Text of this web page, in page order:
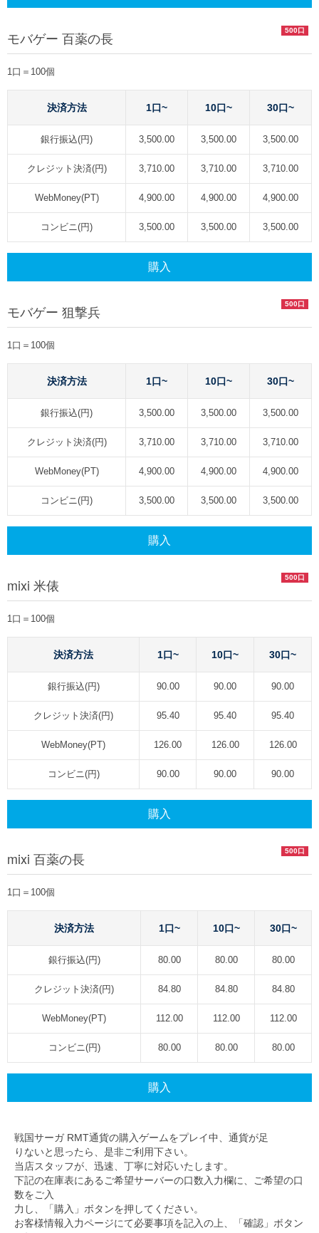
500口
モバゲー 百薬の長
1口＝100個
決済方法 1口~ 10口~ 30口~
銀行振込(円) 3,500.00 3,500.00 3,500.00
クレジット決済(円) 3,710.00 3,710.00 3,710.00
WebMoney(PT) 4,900.00 4,900.00 4,900.00
コンビニ(円) 3,500.00 3,500.00 3,500.00
購入
500口
モバゲー 狙撃兵
1口＝100個
決済方法 1口~ 10口~ 30口~
銀行振込(円) 3,500.00 3,500.00 3,500.00
クレジット決済(円) 3,710.00 3,710.00 3,710.00
WebMoney(PT) 4,900.00 4,900.00 4,900.00
コンビニ(円) 3,500.00 3,500.00 3,500.00
購入
500口
mixi 米俵
1口＝100個
決済方法 1口~ 10口~ 30口~
銀行振込(円) 90.00 90.00 90.00
クレジット決済(円) 95.40 95.40 95.40
WebMoney(PT) 126.00 126.00 126.00
コンビニ(円) 90.00 90.00 90.00
購入
500口
mixi 百薬の長
1口＝100個
決済方法 1口~ 10口~ 30口~
銀行振込(円) 80.00 80.00 80.00
クレジット決済(円) 84.80 84.80 84.80
WebMoney(PT) 112.00 112.00 112.00
コンビニ(円) 80.00 80.00 80.00
購入
戦国サーガ RMT通貨の購入ゲームをプレイ中、通貨が足
りないと思ったら、是非ご利用下さい。
当店スタッフが、迅速、丁寧に対応いたします。
下記の在庫表にあるご希望サーバーの口数入力欄に、ご希望の口
数をご入
力し、「購入」ボタンを押してください。
お客様情報入力ページにて必要事項を記入の上、「確認」ボタン